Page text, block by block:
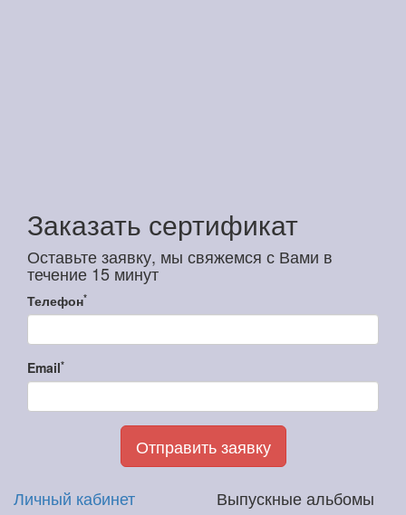
Заказать сертификат
Оставьте заявку, мы свяжемся с Вами в
течение 15 минут
Телефон*
Email*
Отправить заявку
Личный кабинет Выпускные альбомы